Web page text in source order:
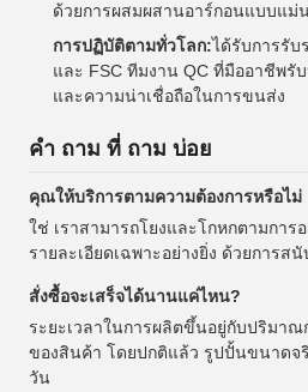
ด้วยการผสมผสานอาร์กอนแบบแม่
การปฏิบัติตามทั่วโลก:ได้รับการรับ
และ FSC ทีมงาน QC ที่มืออาชีพ
และความน่าเชื่อถือในการขนส่ง
คํา ถาม ที่ ถาม บ่อย
คุณให้บริการตามความต้องการหรือไม่
ใช่ เราสามารถโยงและโกหกตามกา
รายละเอียดเฉพาะอย่างยิ่ง ด้วยการส
สั่งซื้อจะเสร็จได้นานแค่ไหน?
ระยะเวลาในการผลิตขึ้นอยู่กับปริมา
ของสินค้า โดยปกติแล้ว รูปปั้นขนาดจ
วัน